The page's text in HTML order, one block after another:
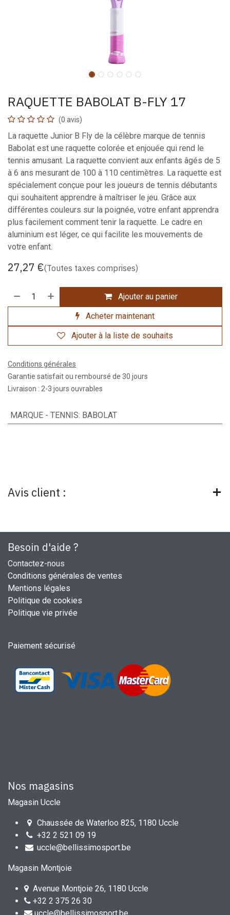
RAQUETTE BABOLAT B-FLY 17
(0 avis)
La raquette Junior B Fly de la célèbre marque de tennis
Babolat est une raquette colorée et enjouée qui rend le
tennis amusant. La raquette convient aux enfants âgés de 5
à 6 ans mesurant de 100 à 110 centimètres. La raquette est
spécialement conçue pour les joueurs de tennis débutants
qui souhaitent apprendre à maîtriser le jeu. Grâce aux
différentes couleurs sur la poignée, votre enfant apprendra
plus facilement comment tenir la raquette. Le cadre en
aluminium est léger, ce qui facilite les mouvements de
votre enfant.
27,27 €(Toutes taxes comprises)
Ajouter au panier
Acheter maintenant
Ajouter à la liste de souhaits
Conditions générales
Garantie satisfait ou remboursé de 30 jours
Livraison : 2-3 jours ouvrables
MARQUE - TENNIS: BABOLAT
Avis client :
Besoin d'aide ?
Contactez-nous
Conditions générales de ventes
Mentions légales
Politique de cookies
Politique vie privée
Paiement sécurisé
Nos magasins
Magasin Uccle
Chaussée de Waterloo 825, 1180 Uccle
+32 2 521 09 19
uccle@bellissimosport.be
Magasin Montjoie
Avenue Montjoie 26, 1180 Uccle
+32 2 375 26 30